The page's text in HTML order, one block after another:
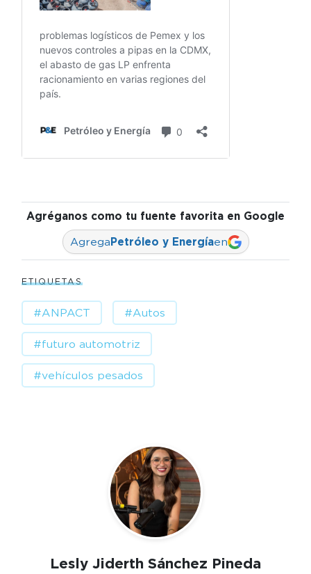
Agréganos como tu fuente favorita en Google
AgregaPetróleo y Energíaen
ETIQUETAS
#ANPACT #Autos
#futuro automotriz
#vehículos pesados
Lesly Jiderth Sánchez Pineda